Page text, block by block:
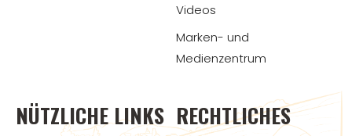
Videos
Marken- und
Medienzentrum
NÜTZLICHE LINKS RECHTLICHES